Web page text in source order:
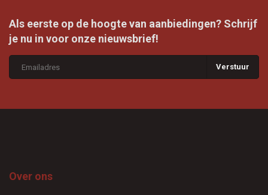
Als eerste op de hoogte van aanbiedingen? Schrijf
je nu in voor onze nieuwsbrief!
Verstuur
Over ons